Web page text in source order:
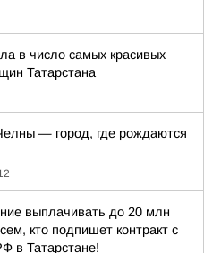
в число самых красивых
Татарстана
— город, где рождаются
выплачивать до 20 млн
кто подпишет контракт с
в Татарстане!